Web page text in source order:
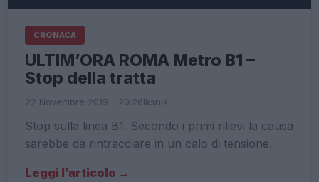
CRONACA
ULTIM’ORA ROMA Metro B1 –
Stop della tratta
22 Novembre 2019 - 20:26Iksnik
Stop sulla linea B1. Secondo i primi rilievi la causa
sarebbe da rintracciare in un calo di tensione.
Leggi l’articolo →